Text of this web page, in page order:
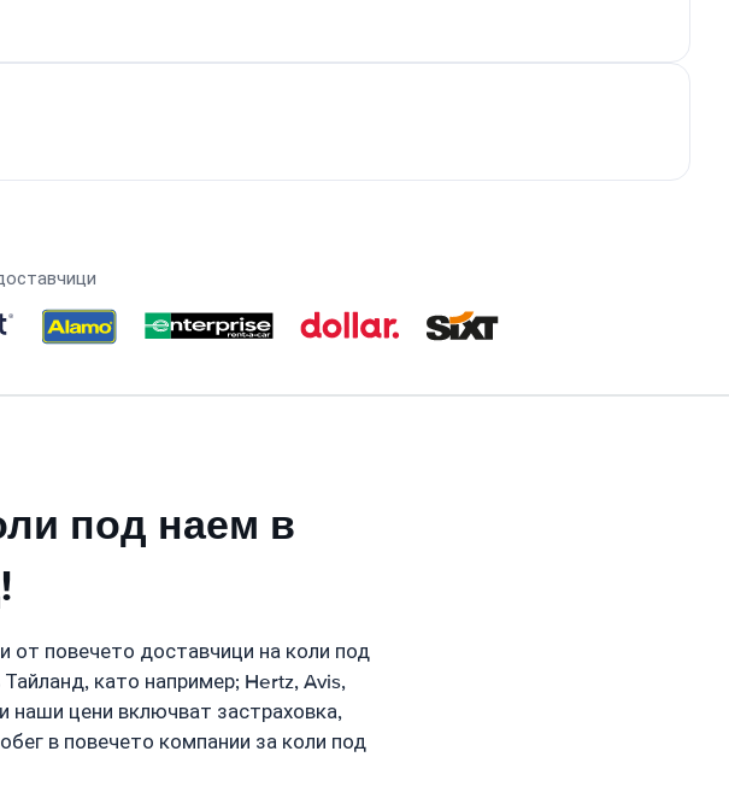
под наем в
от повечето доставчици на коли под
като например; Hertz, Avis,
наши цени включват застраховка,
в повечето компании за коли под